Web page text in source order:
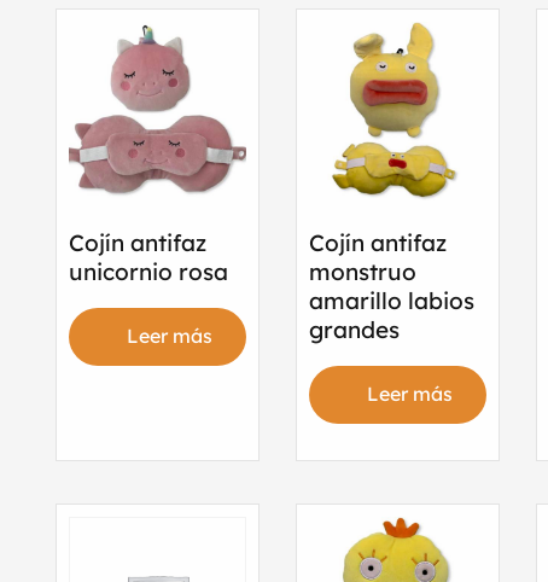
Cojín antifaz
unicornio rosa
Leer más
Cojín antifaz
monstruo
amarillo labios
grandes
Leer más